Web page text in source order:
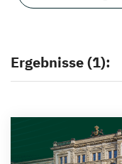
Ergebnisse (1):